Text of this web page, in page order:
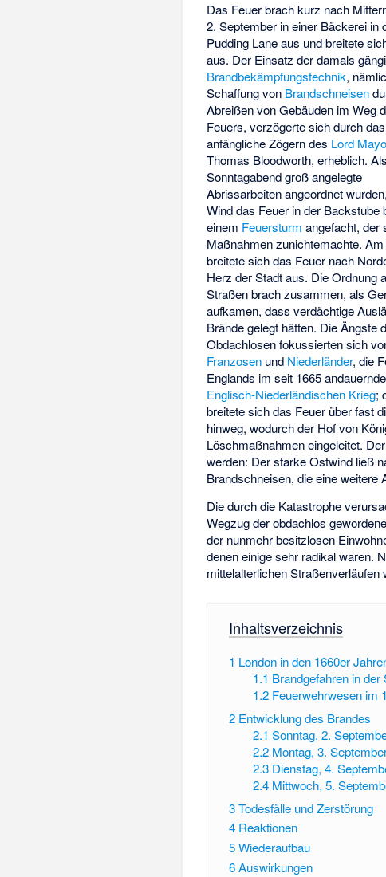
Das Feuer brach kurz nach
2. September in einer Bäckerei in
Pudding Laneaus und breitete
aus. Der Einsatz der damals
Brandbekämpfungstechnik,
Schaffung von Brandschneisen
Abreißen von Gebäuden im Weg
Feuers, verzögerte sich durch das
anfängliche Zögern des Lord
Thomas Bloodworth, erheblich.
Sonntagabend groß angelegte
Abrissarbeiten angeordnet
Wind das Feuer in der Backstube
einem Feuersturm angefacht, der
Maßnahmen zunichtemachte.
breitete sich das Feuer nach
Herz der Stadt aus. Die Ordnung
Straßen brach zusammen, als
aufkamen, dass verdächtige
Brände gelegt hätten. Die Ängste
Obdachlosen fokussierten sich
Franzosen und Niederländer, die
Englands im seit 1665
Englisch-Niederländischen Krieg;
breitete sich das Feuer über fast
hinweg, wodurch der Hof von
Löschmaßnahmen eingeleitet.
werden: Der starke Ostwind ließ
Brandschneisen, die eine weitere
Die durch die Katastrophe
Wegzug der obdachlos
der nunmehr besitzlosen
denen einige sehr radikal waren.
mittelalterlichen Straßenverläufen
Inhaltsverzeichnis
1 London in den 1660er
1.1 Brandgefahren in der
1.2 Feuerwehrwesen im
2 Entwicklung des Brandes
2.1 Sonntag, 2.
2.2 Montag, 3.
2.3 Dienstag, 4.
2.4 Mittwoch, 5.
3Todesfälle und Zerstörung
4 Reaktionen
5Wiederaufbau
6Auswirkungen